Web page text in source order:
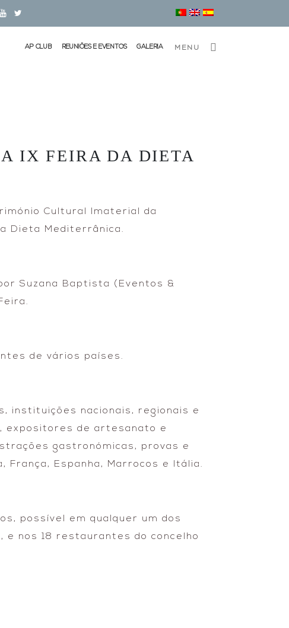
AP CLUB REUNIÕES E EVENTOS GALERIA MENU
IX FEIRA DA DIETA
Cultural Imaterial da
Dieta Mediterrânica.
Suzana Baptista (Eventos &
de vários países.
instituições nacionais, regionais e
expositores de artesanato e
gastronómicas, provas e
Espanha, Marrocos e Itália.
possível em qualquer um dos
e nos 18 restaurantes do concelho